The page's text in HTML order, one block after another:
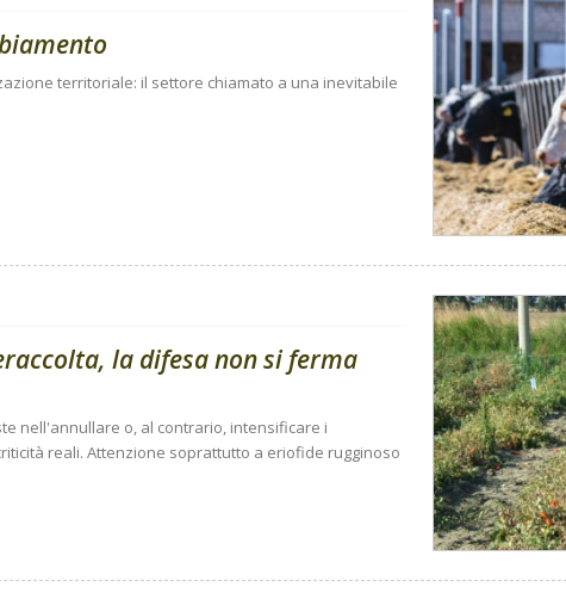
territoriale: il settore chiamato a una inevitabile
la difesa non si ferma
nell'annullare o, al contrario, intensificare i
reali. Attenzione soprattutto a eriofide rugginoso